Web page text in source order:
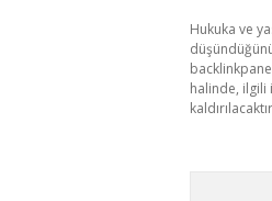
Hukuka ve
halinde, ilgili